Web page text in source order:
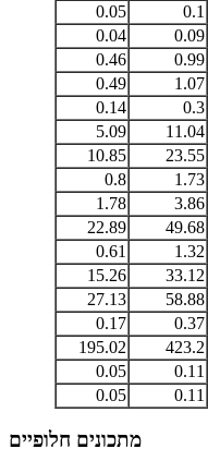
0.1
0.05
0.09
0.04
0.99
0.46
1.07
0.49
0.3
0.14
11.04
5.09
23.55
10.85
1.73
0.8
3.86
1.78
49.68
22.89
1.32
0.61
33.12
15.26
58.88
27.13
0.37
0.17
423.2
195.02
0.11
0.05
0.11
0.05
מתכונים חלופיים